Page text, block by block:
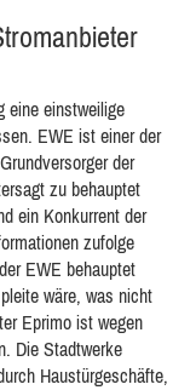
eine einstweilige
EWE ist einer der
der
zu behauptet
ein Konkurrent der
zufolge
EWE behauptet
wäre, was nicht
Eprimo ist wegen
Die Stadtwerke
Haustürgeschäfte,